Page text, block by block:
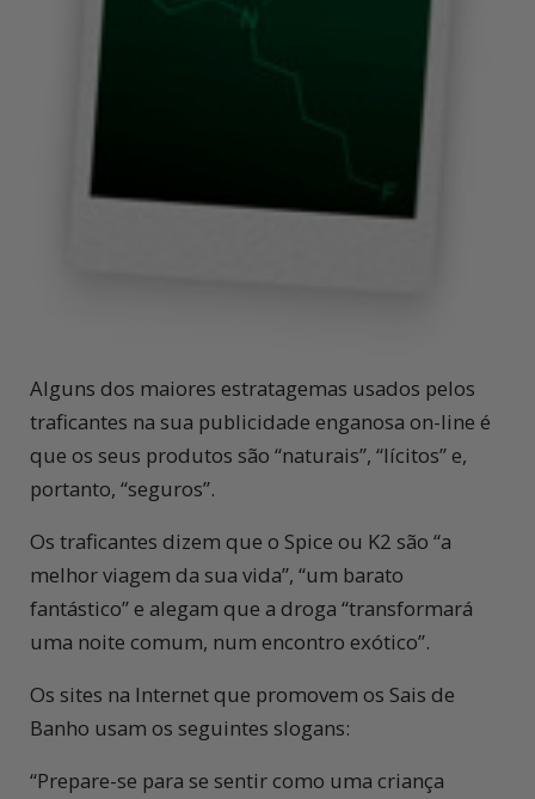
Alguns dos maiores estratagemas usados pelos
traficantes na sua publicidade enganosa on-line é
que os seus produtos são “naturais”, “lícitos” e,
portanto, “seguros”.
Os traficantes dizem que o Spice ou K2 são “a
melhor viagem da sua vida”, “um barato
fantástico” e alegam que a droga “transformará
uma noite comum, num encontro exótico”.
Os sites na Internet que promovem os Sais de
Banho usam os seguintes slogans:
“Prepare-se para se sentir como uma criança